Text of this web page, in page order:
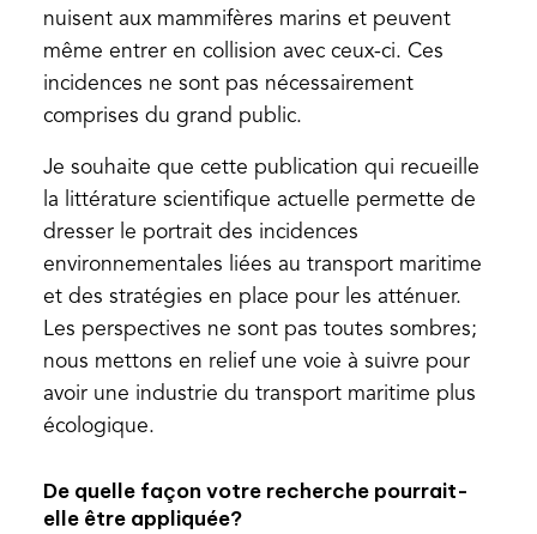
in
a
nuisent aux mammifères marins et peuvent
même entrer en collision avec ceux-ci. Ces
incidences ne sont pas nécessairement
comprises du grand public.
Je souhaite que cette publication qui recueille
la littérature scientifique actuelle permette de
dresser le portrait des incidences
environnementales liées au transport maritime
et des stratégies en place pour les atténuer.
Les perspectives ne sont pas toutes sombres;
nous mettons en relief une voie à suivre pour
avoir une industrie du transport maritime plus
écologique.
De quelle façon votre recherche pourrait-
elle être appliquée?